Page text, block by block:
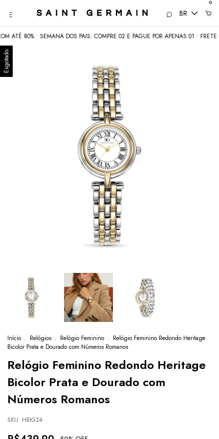
BR
0
80% • SEMANA DOS PAIS: COMPRE 02 E PAGUE POR APENAS 01 • FRETE
Esgotado
Início . Relógios . Relógio Feminino . Relógio Feminino Redondo Heritage
Bicolor Prata e Dourado com Números Romanos
Relógio Feminino Redondo Heritage
Bicolor Prata e Dourado com
Números Romanos
SKU: HBIG24